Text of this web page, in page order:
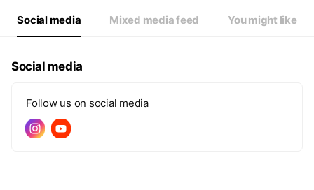
Social media Mixed media feed You might like
Social media
Follow us on social media